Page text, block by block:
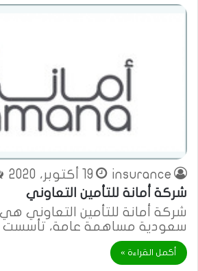
insurance 19 أكتوبر، 2020
شركة أمانة للتأمين التعاوني
شركة أمانة للتأمين التعاوني
سعودية مساهمة عامة،
أكمل القراءة »